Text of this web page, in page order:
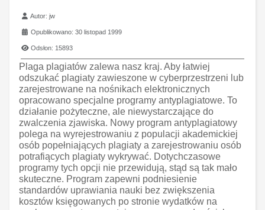
Szczegóły
Autor:jw
Opublikowano: 30 listopad 1999
Odsłon: 15893
Plaga plagiatów zalewa nasz kraj. Aby łatwiej
odszukać plagiaty zawieszone w cyberprzestrzeni lub
zarejestrowane na nośnikach elektronicznych
opracowano specjalne programy antyplagiatowe. To
działanie pożyteczne, ale niewystarczające do
zwalczenia zjawiska. Nowy program antyplagiatowy
polega na wyrejestrowaniu z populacji akademickiej
osób popełniających plagiaty a zarejestrowaniu osób
potrafiących plagiaty wykrywać. Dotychczasowe
programy tych opcji nie przewidują, stąd są tak mało
skuteczne. Program zapewni podniesienie
standardów uprawiania nauki bez zwiększenia
kosztów księgowanych po stronie wydatków na